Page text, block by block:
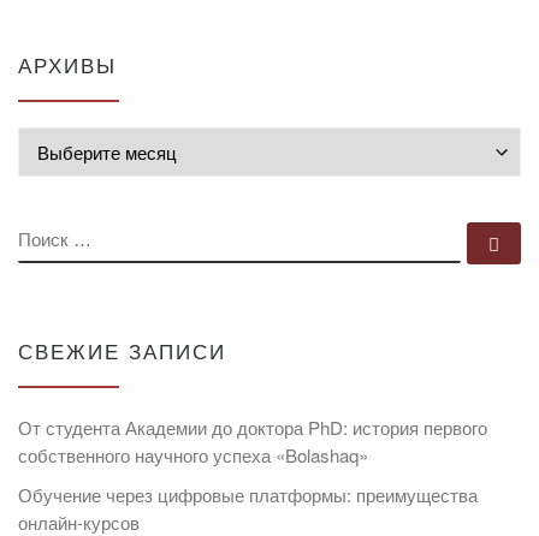
АРХИВЫ
ПОИСК
СВЕЖИЕ ЗАПИСИ
От студента Академии до доктора PhD: история первого
собственного научного успеха «Bolashaq»
Обучение через цифровые платформы: преимущества
онлайн-курсов